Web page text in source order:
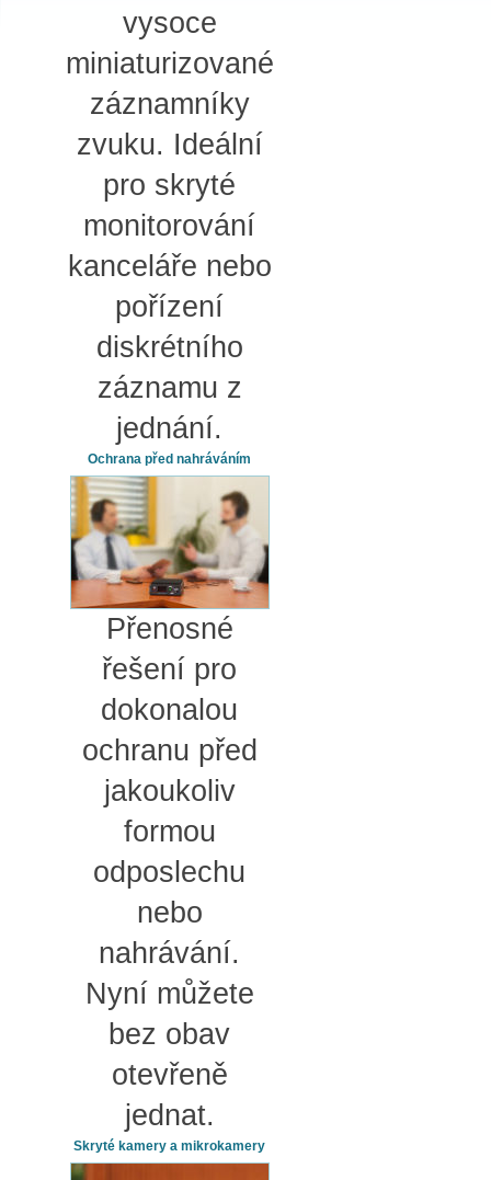
vysoce
miniaturizované
záznamníky
zvuku. Ideální
pro skryté
monitorování
kanceláře nebo
pořízení
diskrétního
záznamu z
jednání.
Ochrana před nahráváním
Přenosné
řešení pro
dokonalou
ochranu před
jakoukoliv
formou
odposlechu
nebo
nahrávání.
Nyní můžete
bez obav
otevřeně
jednat.
Skryté kamery a mikrokamery